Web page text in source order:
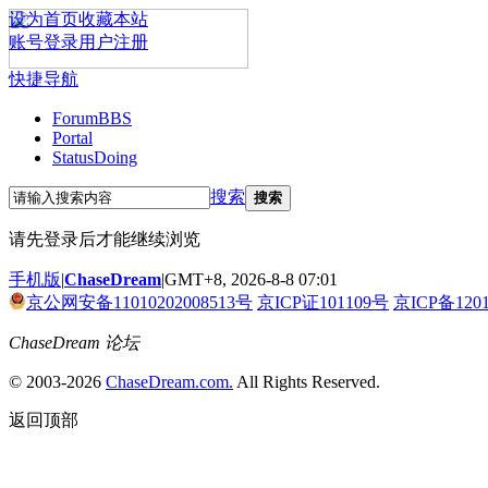
设为首页收藏本站
账号登录用户注册
快捷导航
ForumBBS
Portal
StatusDoing
搜索 搜索
请先登录后才能继续浏览
手机版|ChaseDream|GMT+8, 2026-8-8 07:01
京公网安备11010202008513号 京ICP证101109号 京ICP备
ChaseDream 论坛
© 2003-2026 ChaseDream.com. All Rights Reserved.
返回顶部